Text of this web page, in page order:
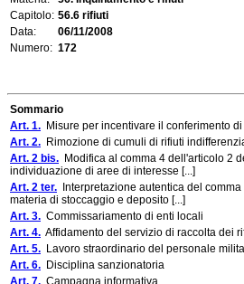
Capitolo: 56.6 rifiuti
Data:
06/11/2008
Numero: 172
Sommario
Art. 1. Misure per incentivare il conferimento
Art. 2. Rimozione di cumuli di rifiuti
Art. 2 bis. Modifica al comma 4 dell'articolo 2
individuazione di aree di interesse [...]
Art. 2 ter. Interpretazione autentica del
materia di stoccaggio e deposito [...]
Art. 3. Commissariamento di enti locali
Art. 4. Affidamento del servizio di raccolta dei
Art. 5. Lavoro straordinario del personale
Art. 6. Disciplina sanzionatoria
Art. 7. Campagna informativa